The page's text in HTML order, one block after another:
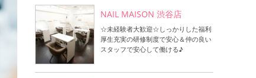
NAIL MAISON 渋谷店
☆未経験者大歓迎☆しっかりした福利
厚生充実の研修制度で安心＆仲の良い
スタッフで安心して働ける♪